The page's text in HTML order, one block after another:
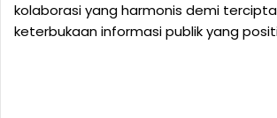
kolaborasi yang harmonis demi
keterbukaan informasi publik yang